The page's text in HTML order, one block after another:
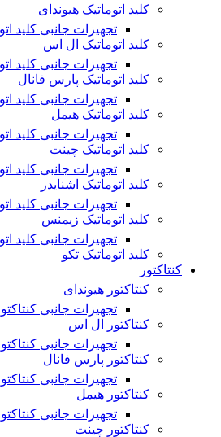
کلید اتوماتیک هیوندای
تجهیزات جانبی کلید
کلید اتوماتیک ال اس
تجهیزات جانبی کلید
کلید اتوماتیک پارس فانال
تجهیزات جانبی کلید
کلید اتوماتیک هیمل
تجهیزات جانبی کلید
کلید اتوماتیک چینت
تجهیزات جانبی کلید
کلید اتوماتیک اشنایدر
تجهیزات جانبی کلید
کلید اتوماتیک زیمنس
تجهیزات جانبی کلید
کلید اتوماتیک تکو
کنتاکتور
کنتاکتور هیوندای
تجهیزات جانبی
کنتاکتور ال اس
تجهیزات جانبی
کنتاکتور پارس فانال
تجهیزات جانبی
کنتاکتور هیمل
تجهیزات جانبی
کنتاکتور چینت